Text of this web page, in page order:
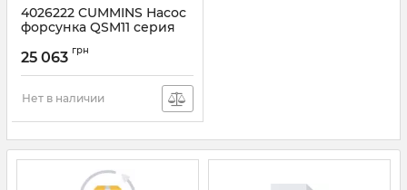
4026222 CUMMINS Насос
форсунка QSM11 серия
Артикул: 4026222
25 063 грн
Нет в наличии